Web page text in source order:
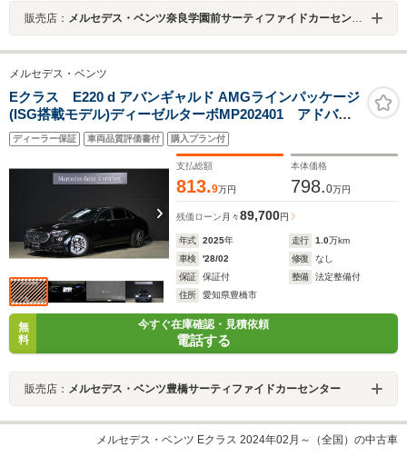
販売店： メルセデス・ベンツ奈良学園前サーティファイドカーセンター
メルセデス・ベンツ
Eクラス E220 d アバンギャルド AMGラインパッケージ
(ISG搭載モデル)ディーゼルターボMP202401 アドバン
スドP デジタルインテリアP レザーエクスクルーシブ
P MBUXスーパースクリーン ヘッドアップディスプレ
イ デジタルライト Burmester4Dサラウンドサウンド
システム
ディーラー保証 車両品質評価書付 購入プラン付
支払総額
813.9万円
本体価格
798.0万円
残価ローン 月々89,700円
年式 2025年 走行 1.0万km
車検
'28/02 修復
なし
保証
保証付 整備
法定整備付
住所
愛知県豊橋市
無
料
今すぐ在庫確認・見積依頼
電話する
販売店： メルセデス・ベンツ豊橋サーティファイドカーセンター
メルセデス・ベンツ Eクラス 2024年02月～（全国）の中古車